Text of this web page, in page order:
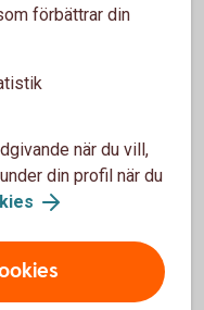
kan köpa via
genom att söka fram
förbättrar din
när du vill,
din profil när du